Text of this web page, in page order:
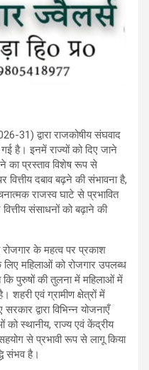
31) द्वारा राजकोषीय संघवाद
है। इनमें राज्यों को दिए जाने
का प्रस्ताव विशेष रूप से
दबाव बढ़ने की संभावना है,
राजस्व घाटे से प्रभावित
संसाधनों को बढ़ाने की
के महत्व पर प्रकाश
महिलाओं को रोजगार उपलब्ध
पुरुषों की तुलना में महिलाओं में
शहरी एवं ग्रामीण क्षेत्रों में
द्वारा विभिन्न योजनाएँ
स्थानीय, राज्य एवं केंद्रीय
से प्रभावी रूप से लागू किया
संभव है।